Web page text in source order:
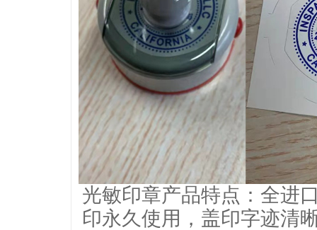
光敏印章产品特点：全进
印永久使用，盖印字迹清